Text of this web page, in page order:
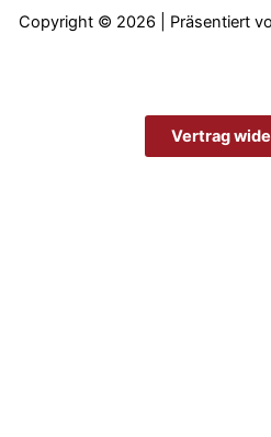
Copyright © 2026 | Präsentiert
Vertrag